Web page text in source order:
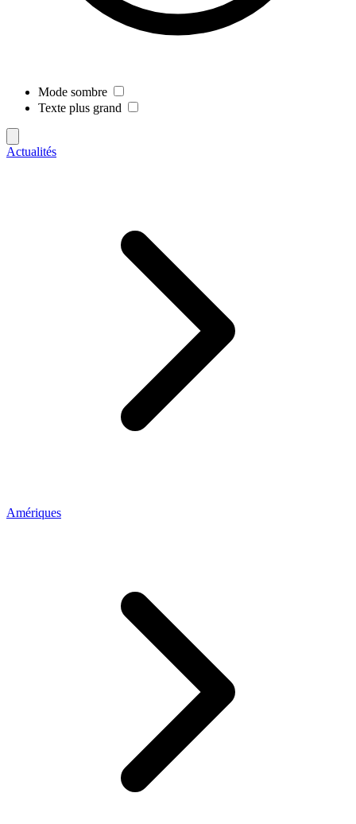
Mode sombre
Texte plus grand
Actualités
Amériques